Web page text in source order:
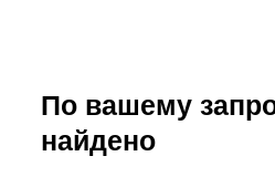
По вашему
найдено